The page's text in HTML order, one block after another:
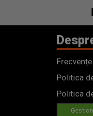
Politica
Politica